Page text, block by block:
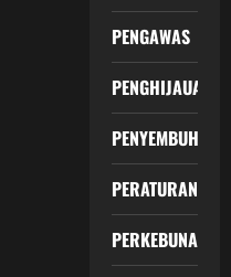
PENGAWAS
PENGHIJAUAN
PENYEMBUHAN
PERATURAN
PERKEBUNAN